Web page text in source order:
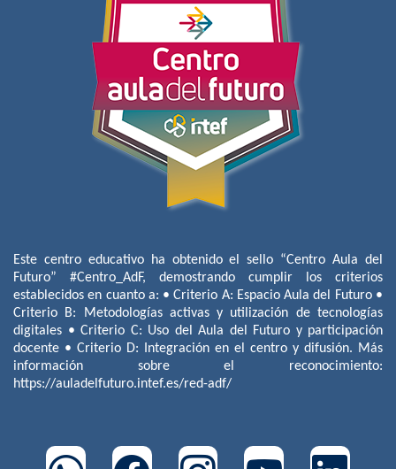
Este centro educativo ha obtenido el sello “Centro Aula del
Futuro” #Centro_AdF, demostrando cumplir los criterios
establecidos en cuanto a: • Criterio A: Espacio Aula del Futuro •
Criterio B: Metodologías activas y utilización de tecnologías
digitales • Criterio C: Uso del Aula del Futuro y participación
docente • Criterio D: Integración en el centro y difusión. Más
información sobre el reconocimiento:
https://auladelfuturo.intef.es/red-adf/